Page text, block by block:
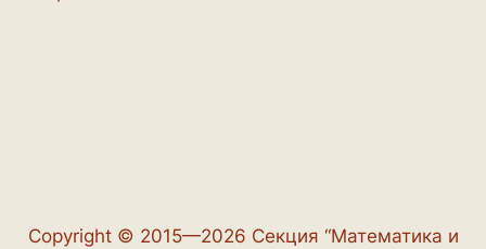
Copyright © 2015—2026 Секция “Математика и